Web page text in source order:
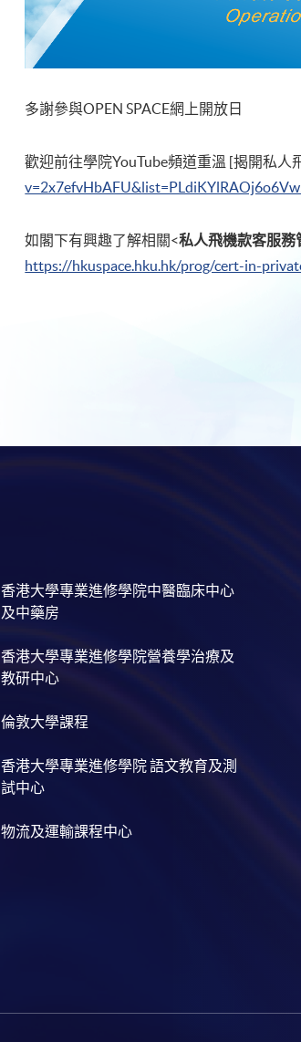
多謝參與OPEN SPACE網上開放日
歡迎前往學院YouTube頻道重溫 [揭開私人
如閣下有興趣了解相關<私人飛機款客服務
https://hkuspace.hku.hk/prog/cert-in-
香港大學專業進修學院中醫臨床中心
及中藥房
香港大學專業進修學院營養學治療及
教研中心
倫敦大學課程
香港大學專業進修學院 語文教育及測
試中心
物流及運輸課程中心